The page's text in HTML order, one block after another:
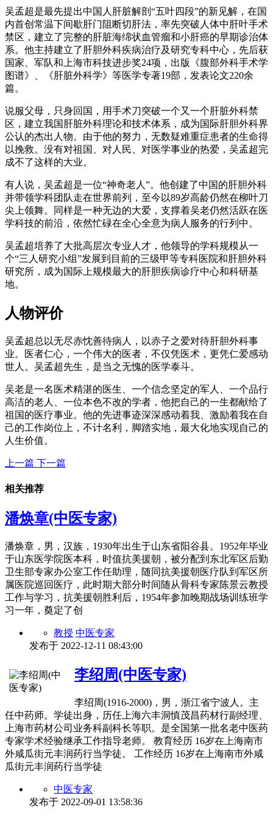
吴孟超是最先提出中国人肝脏解剖“五叶四段”的新见解，在国
内首创常温下间歇肝门阻断切肝法，率先突破人体中肝叶手术
禁区，建立了完整的肝脏海绵状血管瘤和小肝癌的早期诊治体
系。他主持建立了肝胆外科疾病治疗及研究专科中心，先后获
国家、军队和上海市科技进步奖24项，出版《腹部外科手术学
图谱》、《肝脏外科学》等医学专著19部，发表论文220余
篇。
说服父母，只身回国，用手术刀突破一个又一个肝脏外科禁
区，建立我国肝脏外科理论和技术体系，成为国际肝胆外科界
公认的杰出人物。由于他的努力，无数疑难重症患者的生命得
以挽救。没有对祖国、对人民、对医学事业的热爱，吴孟超完
成不了这样的大业。
有人说，吴孟超是一位“神奇老人”。他创建了中国的肝胆外科
并带领学科团队走在世界前列，至今以89岁高龄仍然在柳叶刀
尖上领舞。同样是一种无边的大爱，支撑着吴老仍然活跃在医
学科技的前沿，依然忙碌在全心全意为病人服务的行列中。
吴孟超培养了大批高层次专业人才，他领导的学科规模从一
个“三人研究小组”发展到目前的三级甲等专科医院和肝胆外科
研究所，成为国际上规模最大的肝胆疾病诊疗中心和科研基
地。
人物评价
吴孟超总以无尽赤忱善待病人，以赤子之爱对待肝胆外科事
业。医者仁心，一个伟大的医者，不仅凭医术，更凭仁爱感动
世人。吴孟超先生，是当之无愧的医学泰斗。
吴老是一名医术精湛的医生、一个信念坚定的军人、一个品行
高洁的老人、一位本色不改的学者，他把自己的一生都献给了
祖国的医疗事业。他的先进事迹深深感动着我、激励着我在自
己的工作岗位上，不计名利，脚踏实地，最大化地实现自己的
人生价值。
上一篇 下一篇
相关推荐
潘焕章(中医专家)
潘焕章，男，汉族，1930年出生于山东省阳谷县。1952年毕业
于山东医学院医本科，时值抗美援朝，被分配到东北军区后勤
卫生部专家办公室工作任助理，随同抗美援朝医疗队到军区所
属医院巡回医疗，此时期大部分时间随从骨科专家陈景云教授
工作与学习，抗美援朝胜利后，1954年参加晚期战场训练班学
习一年，奠定了创
教授 中医专家
发布于 2022-12-11 08:43:00
李绍周(中医专家)
李绍周(1916-2000)，男，浙江省宁波人。主
任中药师。学徒出身，历任上海六丰洞慎茂昌药材行副经理、
上海市药材公司业务科副科长等职。是全国第一批名老中医药
专家学术经验继承工作指导老师。 教育经历 16岁在上海南市
外咸瓜街元丰润药行当学徒。 工作经历 16岁在上海南市外咸
瓜街元丰润药行当学徒
中医专家
发布于 2022-09-01 13:58:36